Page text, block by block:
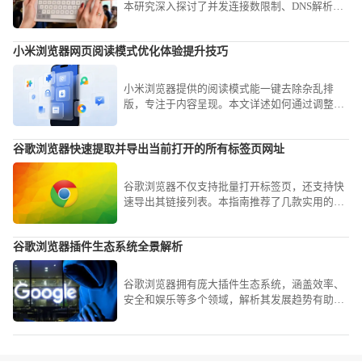
本研究深入探讨了并发连接数限制、DNS解析延
您如何通过简单的参数微调，大幅缩短大型软件
小米浏览器网页阅读模式优化体验提升技巧
小米浏览器提供的阅读模式能一键去除杂乱排
版，专注于内容呈现。本文详述如何通过调整背
谷歌浏览器快速提取并导出当前打开的所有标签页网址
谷歌浏览器不仅支持批量打开标签页，还支持快
速导出其链接列表。本指南推荐了几款实用的扩
谷歌浏览器插件生态系统全景解析
谷歌浏览器拥有庞大插件生态系统，涵盖效率、
安全和娱乐等多个领域，解析其发展趋势有助于